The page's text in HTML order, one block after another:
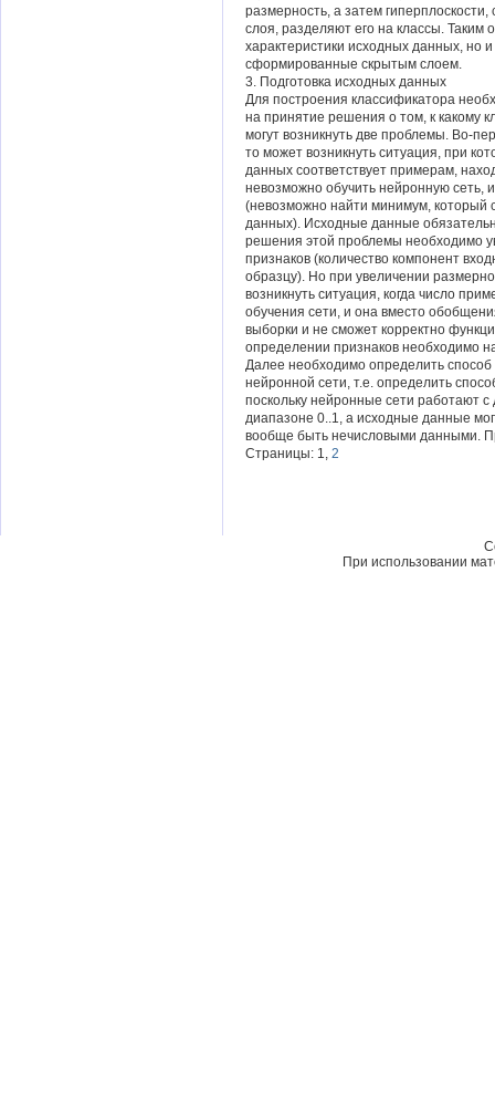
размерность, а затем
слоя, разделяют его на классы. Таким
характеристики исходных данных, но и
сформированные скрытым слоем.
3. Подготовка исходных данных
Для построения классификатора
на принятие решения о том, к какому
могут возникнуть две проблемы. Во-
то может возникнуть ситуация, при
данных соответствует примерам,
невозможно обучить нейронную сеть,
(невозможно найти минимум, который
данных). Исходные данные
решения этой проблемы необходимо
признаков (количество компонент
образцу). Но при увеличении
возникнуть ситуация, когда число
обучения сети, и она вместо
выборки и не сможет корректно
определении признаков необходимо
Далее необходимо определить
нейронной сети, т.е. определить
поскольку нейронные сети работают
диапазоне 0..1, а исходные данные
вообще быть нечисловыми данными.
Страницы: 1, 2
При использовании